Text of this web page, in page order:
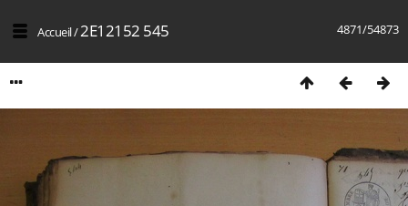
4871/54873
Accueil/2E12152 545